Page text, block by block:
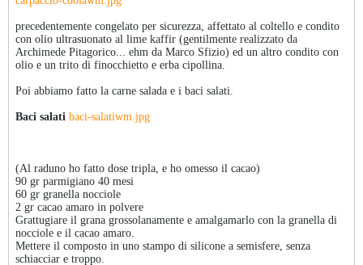
precedentemente congelato per sicurezza, affettato al coltello e condito
con olio ultrasuonato al lime kaffir (gentilmente realizzato da
Archimede Pitagorico... ehm da Marco Sfizio) ed un altro condito con
olio e un trito di finocchietto e erba cipollina.
Poi abbiamo fatto la carne salada e i baci salati.
Baci salati baci-salatiwm.jpg
(Al raduno ho fatto dose tripla, e ho omesso il cacao)
90 gr parmigiano 40 mesi
60 gr granella nocciole
2 gr cacao amaro in polvere
Grattugiare il grana grossolanamente e amalgamarlo con la granella di
nocciole e il cacao amaro.
Mettere il composto in uno stampo di silicone a semisfere, senza
schiacciar e troppo.